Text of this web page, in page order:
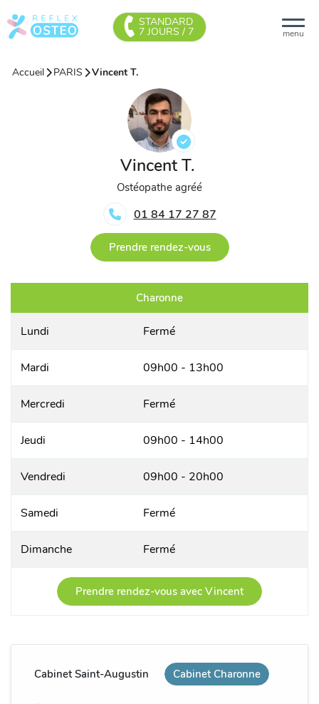
menu
STANDARD
7 JOURS / 7
Accueil PARIS Vincent T.
Vincent T.
Ostéopathe agréé
01 84 17 27 87
Prendre rendez-vous
Cabinet Saint-Augustin Cabinet Charonne
Charonne
Lundi Fermé
Mardi 09h00 - 13h00
Mercredi Fermé
Jeudi 09h00 - 14h00
Vendredi 09h00 - 20h00
Samedi Fermé
Dimanche Fermé
Prendre rendez-vous avec Vincent